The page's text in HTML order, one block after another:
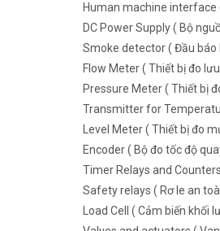
Human machine interface
DC Power Supply ( Bộ
Smoke detector ( Đầu báo
Flow Meter ( Thiết bị đo
Pressure Meter ( Thiết bị
Transmitter for
Level Meter ( Thiết bị đo
Encoder ( Bộ đo tốc độ
Timer Relays and
Safety relays ( Rơ le an
Load Cell ( Cảm biến khối